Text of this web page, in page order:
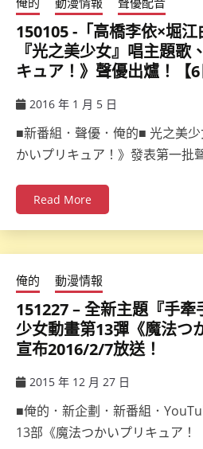
150105 -「高橋李依×堀
『光之美少女』唱主題歌
キュア！》聲優出爐！【6
2016 年 1 月 5 日
■新番組．聲優．俺的■ 光之美
かいプリキュア！》發表第一批
Read More
俺的 動漫情報
151227 – 全新主題『手
少女動畫第13彈《魔法つ
宣布2016/2/7放送！
2015 年 12 月 27 日
■俺的．新企劃．新番組．
13部《魔法つかいプリキュア！